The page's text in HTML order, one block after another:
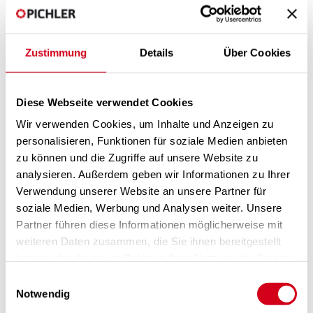
Zustimmung Details Über Cookies
Diese Webseite verwendet Cookies
Wir verwenden Cookies, um Inhalte und Anzeigen zu
personalisieren, Funktionen für soziale Medien anbieten
zu können und die Zugriffe auf unsere Website zu
analysieren. Außerdem geben wir Informationen zu Ihrer
Verwendung unserer Website an unsere Partner für
soziale Medien, Werbung und Analysen weiter. Unsere
Partner führen diese Informationen möglicherweise mit
weiteren Daten zusammen, die Sie ihnen bereitgestellt
Notwendig
08LG740_OperatingInstallationManual.pdf(6.2 MB)
08External control extension for external water
registers_V2022.05.pdf(381.6 kB)
08External control extension with PI-SYS-OPT_V2020.09.pdf
08External control extension with pressure
08External dual pressure sensor set.pdf
08MiWI Gateway_OperatingInstallationInstruction.pdf(1.7 MB)
EPREL according to Regulation (EU) No.
1369/2017
» LG 150A
» LG 150AF
» LG 150BF
» LG 350
» LG 740